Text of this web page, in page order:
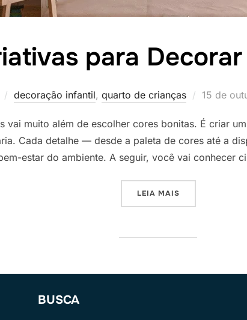
para
decoração infantil, quarto de crianças
Postado
15 de
vai muito além de escolher cores bonitas. É criar
Cada detalhe — desde a paleta de cores até a
estar do ambiente. A seguir, você vai conhecer
LEIA MAIS“5 IDEIAS
BUSCA